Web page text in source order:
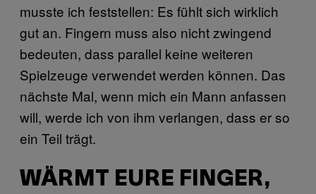
musste ich feststellen: Es fühlt sich wirklich
gut an. Fingern muss also nicht zwingend
bedeuten, dass parallel keine weiteren
Spielzeuge verwendet werden können. Das
nächste Mal, wenn mich ein Mann anfassen
will, werde ich von ihm verlangen, dass er so
ein Teil trägt.
WÄRMT EURE FINGER,